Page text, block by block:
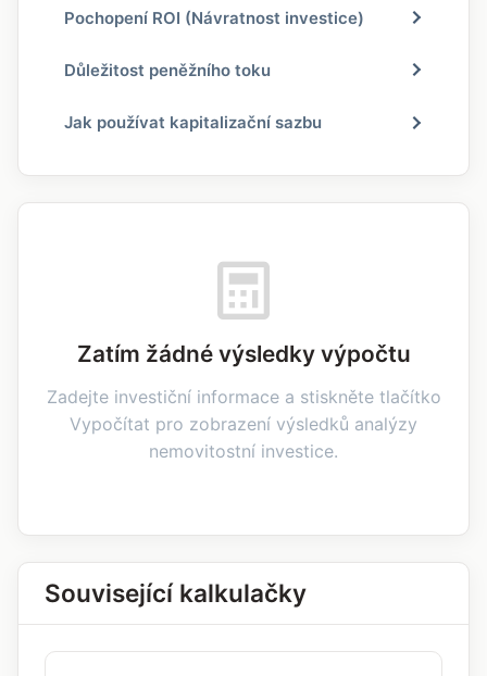
Pochopení ROI (Návratnost investice)
Důležitost peněžního toku
Jak používat kapitalizační sazbu
Zatím žádné výsledky výpočtu
Zadejte investiční informace a stiskněte tlačítko
Vypočítat pro zobrazení výsledků analýzy
nemovitostní investice.
Související kalkulačky